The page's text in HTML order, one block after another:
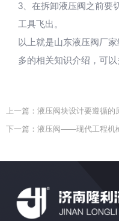
3、在拆卸液压阀之前要
工具飞出。
以上就是山东液压阀厂
多的相关知识介绍，可以
上一篇：液压阀块设计要遵循的
下一篇：液压阀——现代工程机